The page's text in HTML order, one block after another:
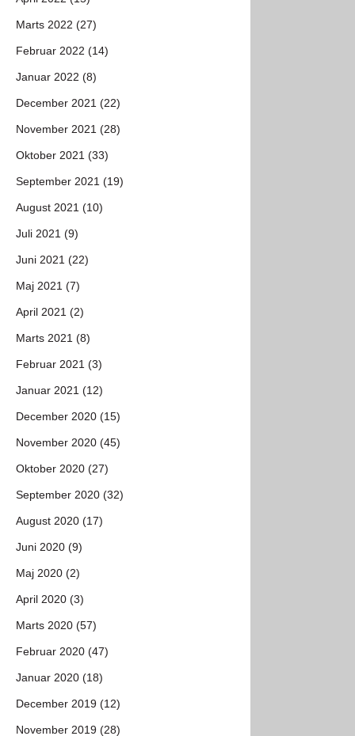
Marts 2022 (27)
Februar 2022 (14)
Januar 2022 (8)
December 2021 (22)
November 2021 (28)
Oktober 2021 (33)
September 2021 (19)
August 2021 (10)
Juli 2021 (9)
Juni 2021 (22)
Maj 2021 (7)
April 2021 (2)
Marts 2021 (8)
Februar 2021 (3)
Januar 2021 (12)
December 2020 (15)
November 2020 (45)
Oktober 2020 (27)
September 2020 (32)
August 2020 (17)
Juni 2020 (9)
Maj 2020 (2)
April 2020 (3)
Marts 2020 (57)
Februar 2020 (47)
Januar 2020 (18)
December 2019 (12)
November 2019 (28)